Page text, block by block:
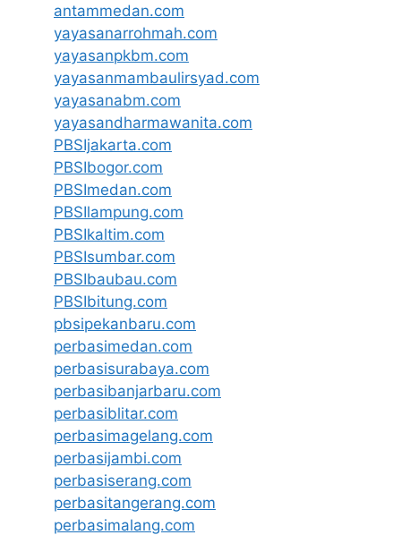
antammedan.com
yayasanarrohmah.com
yayasanpkbm.com
yayasanmambaulirsyad.com
yayasanabm.com
yayasandharmawanita.com
PBSIjakarta.com
PBSIbogor.com
PBSImedan.com
PBSIlampung.com
PBSIkaltim.com
PBSIsumbar.com
PBSIbaubau.com
PBSIbitung.com
pbsipekanbaru.com
perbasimedan.com
perbasisurabaya.com
perbasibanjarbaru.com
perbasiblitar.com
perbasimagelang.com
perbasijambi.com
perbasiserang.com
perbasitangerang.com
perbasimalang.com